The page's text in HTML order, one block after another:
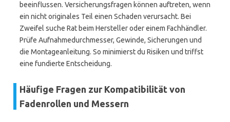
beeinflussen. Versicherungsfragen können auftreten, wenn
ein nicht originales Teil einen Schaden verursacht. Bei
Zweifel suche Rat beim Hersteller oder einem Fachhändler.
Prüfe Aufnahmedurchmesser, Gewinde, Sicherungen und
die Montageanleitung. So minimierst du Risiken und triffst
eine fundierte Entscheidung.
Häufige Fragen zur Kompatibilität von
Fadenrollen und Messern